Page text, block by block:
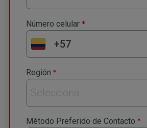
Suscríbete
Recibe lo más
*
Número celular *
Región *
Selecciona
Método Preferido de Contacto *